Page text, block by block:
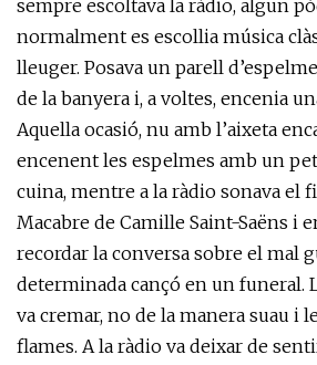
sempre escoltava la ràdio, algun
normalment es escollia música
lleuger. Posava un parell
de la banyera i, a voltes, encenia
Aquella ocasió, nu amb l’aixeta
encenent les espelmes amb un
cuina, mentre a la ràdio sonava el
Macabre de Camille Saint-Saëns i
recordar la conversa sobre el mal
determinada cançó en un funeral.
va cremar, no de la manera suau i
flames. A la ràdio va deixar de